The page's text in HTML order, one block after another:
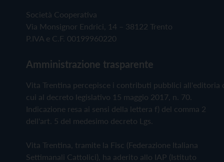
Società Cooperativa
Via Monsignor Endrici, 14 – 38122 Trento
P.IVA e C.F. 00199960220
Amministrazione trasparente
Vita Trentina percepisce i contributi pubblici all'editoria
cui al decreto legislativo 15 maggio 2017, n. 70.
Indicazione resa ai sensi della lettera f) del comma 2
dell'art. 5 del medesimo decreto Lgs.
Vita Trentina, tramite la Fisc (Federazione Italiana
Settimanali Cattolici), ha aderito allo IAP (Istituto